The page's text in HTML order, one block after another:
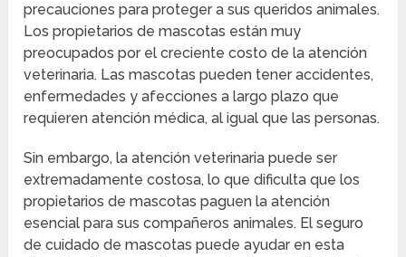
precauciones para proteger a sus queridos animales.
Los propietarios de mascotas están muy
preocupados por el creciente costo de la atención
veterinaria. Las mascotas pueden tener accidentes,
enfermedades y afecciones a largo plazo que
requieren atención médica, al igual que las personas.
Sin embargo, la atención veterinaria puede ser
extremadamente costosa, lo que dificulta que los
propietarios de mascotas paguen la atención
esencial para sus compañeros animales. El seguro
de cuidado de mascotas puede ayudar en esta